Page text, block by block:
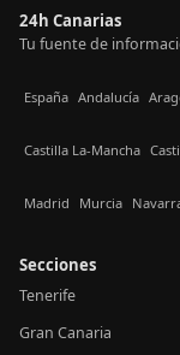
24h Canarias
Tu fuente de
España Andalucía
Castilla La-Mancha
Madrid Murcia
Secciones
Tenerife
Gran Canaria